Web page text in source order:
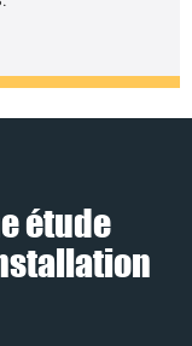
étude